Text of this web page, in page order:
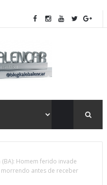
Homem ferido invade
antes de receber